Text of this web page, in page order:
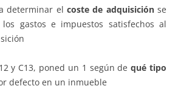
determinar el coste de adquisiciónse
gastos e impuestos satisfechos al
y C13, poned un 1 según dequé tipo
defecto en un inmueble